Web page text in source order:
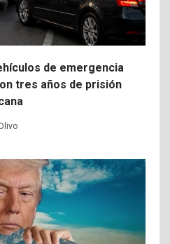
de emergencia
tres años de prisión